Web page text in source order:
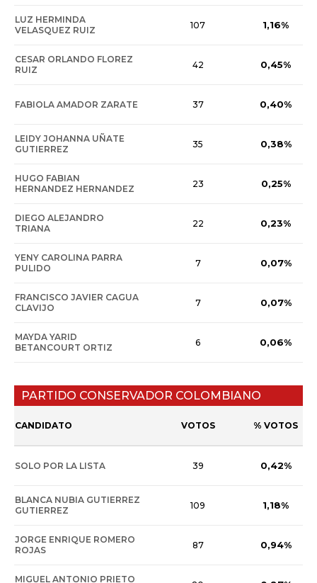
LUZ HERMINDA
VELASQUEZ RUIZ
107 1,16%
CESAR ORLANDO FLOREZ
RUIZ
42 0,45%
FABIOLA AMADOR ZARATE 37 0,40%
LEIDY JOHANNA UÑATE
GUTIERREZ
35 0,38%
HUGO FABIAN
HERNANDEZ HERNANDEZ
23 0,25%
DIEGO ALEJANDRO
TRIANA
22 0,23%
YENY CAROLINA PARRA
PULIDO
7 0,07%
FRANCISCO JAVIER CAGUA
CLAVIJO
7 0,07%
MAYDA YARID
BETANCOURT ORTIZ
6 0,06%
PARTIDO CONSERVADOR COLOMBIANO
CANDIDATO VOTOS % VOTOS
SOLO POR LA LISTA 39 0,42%
BLANCA NUBIA GUTIERREZ
GUTIERREZ
109 1,18%
JORGE ENRIQUE ROMERO
ROJAS
87 0,94%
MIGUEL ANTONIO PRIETO